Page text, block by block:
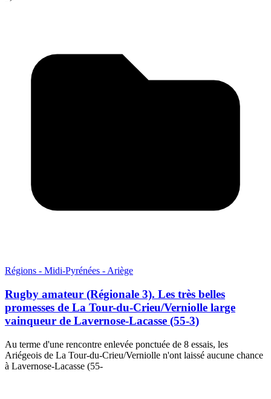
Régions - Midi-Pyrénées - Ariège
Rugby amateur (Régionale 3). Les très belles
promesses de La Tour-du-Crieu/Verniolle large
vainqueur de Lavernose-Lacasse (55-3)
Au terme d'une rencontre enlevée ponctuée de 8 essais, les
Ariégeois de La Tour-du-Crieu/Verniolle n'ont laissé aucune chance
à Lavernose-Lacasse (55-